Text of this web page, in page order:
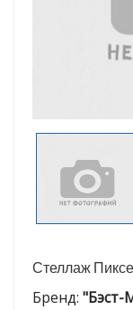
Стеллаж
Бренд: "Бэст-